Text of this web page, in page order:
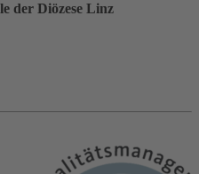
der Diözese Linz